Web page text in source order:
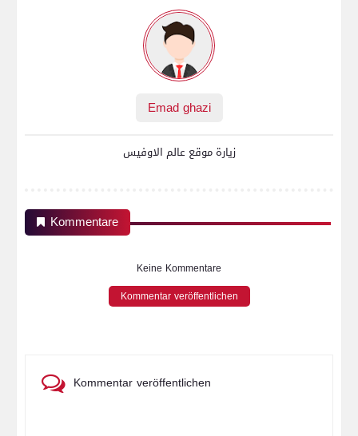
Emad ghazi
زيارة موقع عالم الاوفيس
Kommentare
Keine Kommentare
Kommentar veröffentlichen
Kommentar veröffentlichen